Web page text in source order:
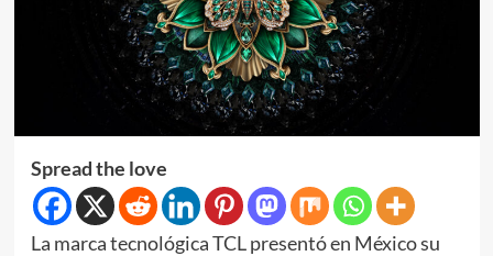
Spread the love
La marca tecnológica TCL presentó en México su